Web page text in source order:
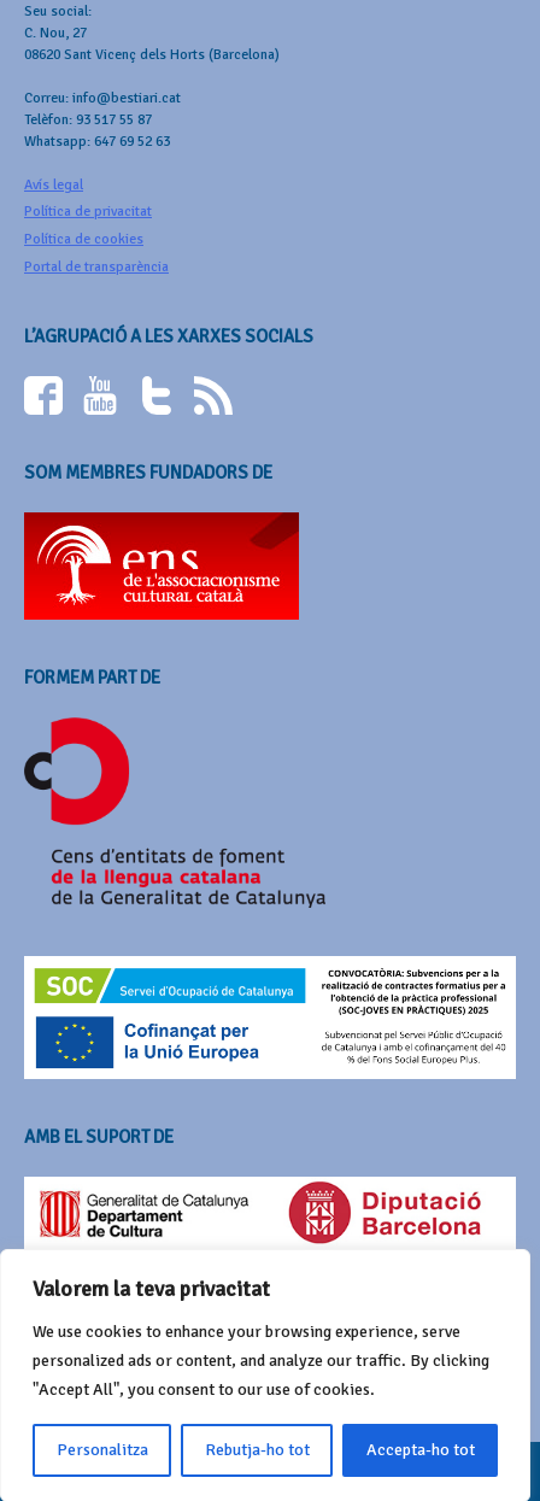
Valorem la teva privacitat
We use cookies to enhance your browsing experience, serve
personalized ads or content, and analyze our traffic. By clicking
"Accept All", you consent to our use of cookies.
Personalitza Rebutja-ho tot Accepta-ho tot
Seu social:
C. Nou, 27
08620 Sant Vicenç dels Horts (Barcelona)
Correu: info@bestiari.cat
Telèfon: 93 517 55 87
Whatsapp: 647 69 52 63
Avís legal
Política de privacitat
Política de cookies
Portal de transparència
L’AGRUPACIÓ A LES XARXES SOCIALS
SOM MEMBRES FUNDADORS DE
FORMEM PART DE
AMB EL SUPORT DE
© 2016 Agrupació del Bestiari Festiu i Popular de Catalunya
Funciona ambWordpressi Awaken deThemezHut